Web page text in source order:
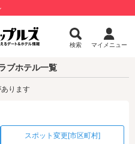
検索 マイメニュー
ブホテル一覧
ります
スポット変更[市区町村]